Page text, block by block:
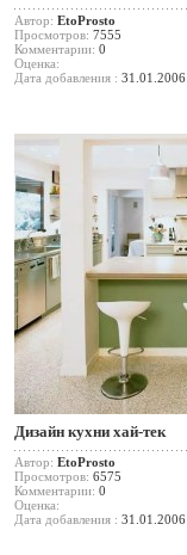
Автор: EtoProsto
Просмотров: 7555
Комментарии: 0
Оценка:
Дата добавления : 31.01.2006
Дизайн кухни хай-тек
Автор: EtoProsto
Просмотров: 6575
Комментарии: 0
Оценка:
Дата добавления : 31.01.2006